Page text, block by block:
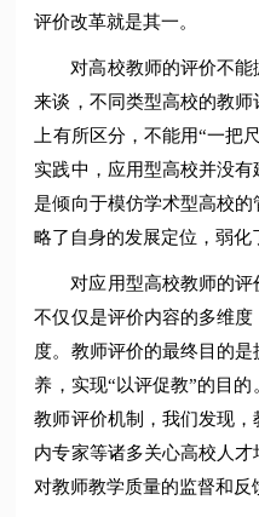
评价改革就是其一。
对高校教师的评价不
来谈，不同类型高校的教
上有所区分，不能用“一把
实践中，应用型高校并没
是倾向于模仿学术型高校
略了自身的发展定位，弱化
对应用型高校教师的
不仅仅是评价内容的多维
度。教师评价的最终目的
养，实现“以评促教”的目
教师评价机制，我们发现
内专家等诸多关心高校人
对教师教学质量的监督和反